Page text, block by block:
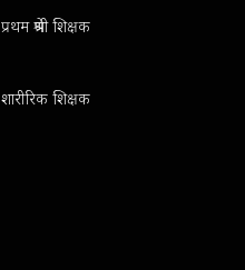
प्रथम श्रेणी शिक्षक
शारीरिक शिक्षक